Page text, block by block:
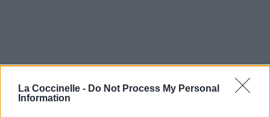
La Coccinelle - Do Not Process My Personal
Information